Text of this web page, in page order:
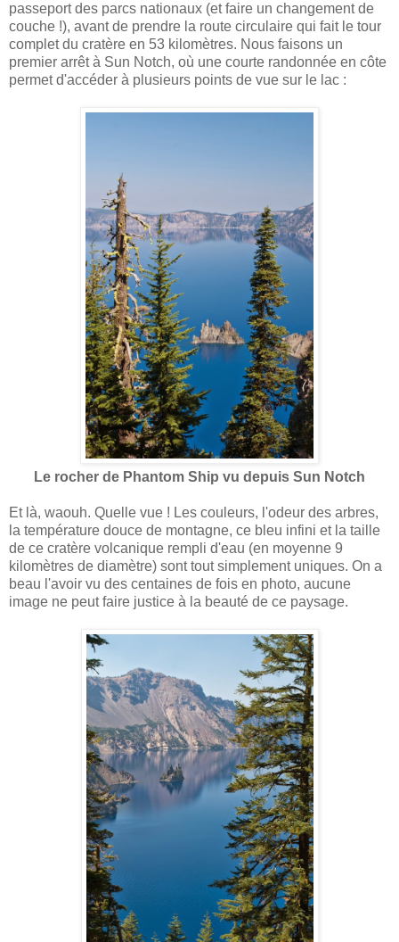
passeport des parcs nationaux (et faire un changement de
couche !), avant de prendre la route circulaire qui fait le tour
complet du cratère en 53 kilomètres. Nous faisons un
premier arrêt à Sun Notch, où une courte randonnée en côte
permet d'accéder à plusieurs points de vue sur le lac :
Le rocher de Phantom Ship vu depuis Sun Notch
Et là, waouh. Quelle vue ! Les couleurs, l'odeur des arbres,
la température douce de montagne, ce bleu infini et la taille
de ce cratère volcanique rempli d'eau (en moyenne 9
kilomètres de diamètre) sont tout simplement uniques. On a
beau l'avoir vu des centaines de fois en photo, aucune
image ne peut faire justice à la beauté de ce paysage.